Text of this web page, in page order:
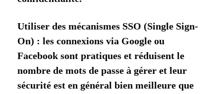
Utiliser des mécanismes SSO (Single Sign-
On) : les connexions via Google ou
Facebook sont pratiques et réduisent le
nombre de mots de passe à gérer et leur
sécurité est en général bien meilleure que